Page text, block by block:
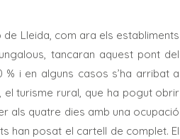
Lleida, com ara els establiments
tancaran aquest pont del
i en alguns casos s’ha arribat a
turisme rural, que ha pogut obrir
als quatre dies amb una ocupació
han posat el cartell de complet. El